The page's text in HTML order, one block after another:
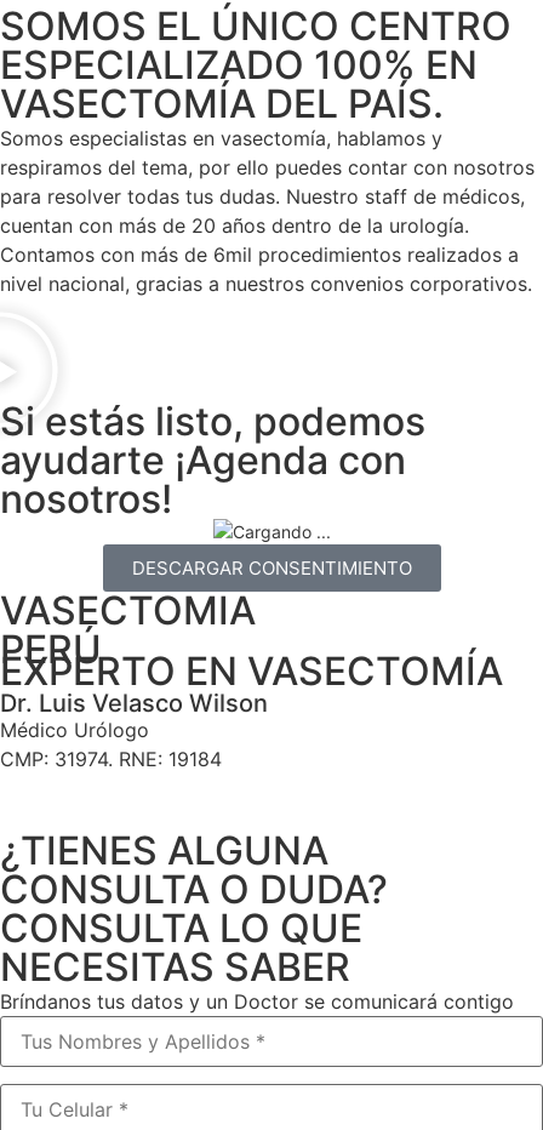
SOMOS EL ÚNICO CENTRO
ESPECIALIZADO 100% EN
VASECTOMÍA DEL PAÍS.
Somos especialistas en vasectomía, hablamos y
respiramos del tema, por ello puedes contar con nosotros
para resolver todas tus dudas. Nuestro staff de médicos,
cuentan con más de 20 años dentro de la urología.
Contamos con más de 6mil procedimientos realizados a
nivel nacional, gracias a nuestros convenios corporativos.
Si estás listo, podemos
ayudarte ¡Agenda con
nosotros!
DESCARGAR CONSENTIMIENTO
VASECTOMIA
PERÚ
EXPERTO EN VASECTOMÍA
Dr. Luis Velasco Wilson
Médico Urólogo
CMP: 31974. RNE: 19184
¿TIENES ALGUNA
CONSULTA O DUDA?
CONSULTA LO QUE
NECESITAS SABER
Bríndanos tus datos y un Doctor se comunicará contigo